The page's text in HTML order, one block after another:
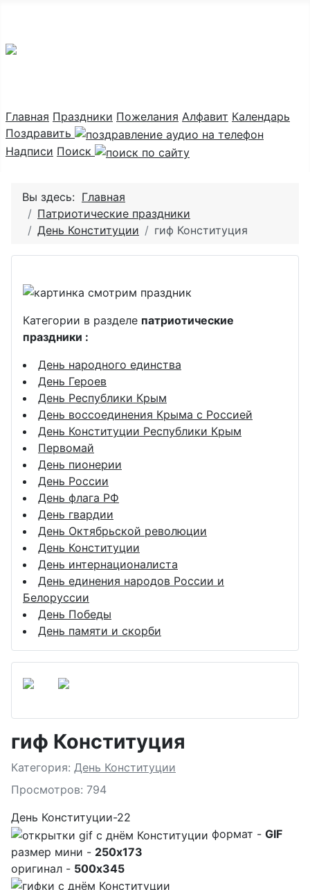
Главная Праздники Пожелания Алфавит Календарь
Поздравить
Надписи Поиск
Вы здесь: Главная
Патриотические праздники
День Конституции
гиф Конституция
Категории в разделе патриотические
праздники :
День народного единства
День Героев
День Республики Крым
День воссоединения Крыма с Россией
День Конституции Республики Крым
Первомай
День пионерии
День России
День флага РФ
День гвардии
День Октябрьской революции
День Конституции
День интернационалиста
День единения народов России и
Белоруссии
День Победы
День памяти и скорби
гиф Конституция
Подробности
Категория: День Конституции
Просмотров: 794
День Конституции-22
формат - GIF
размер мини - 250x173
оригинал - 500x345